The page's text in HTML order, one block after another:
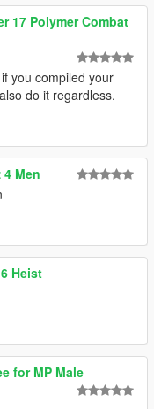
17 Polymer Combat
you compiled your
do it regardless.
4 Men
Heist
for MP Male